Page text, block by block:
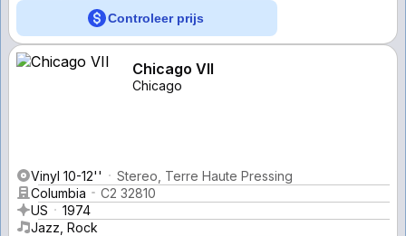
Controleer prijs
Chicago VII
Chicago
Vinyl 10-12''
Stereo, Terre Haute Pressing
Columbia
C2 32810
US
1974
Jazz, Rock